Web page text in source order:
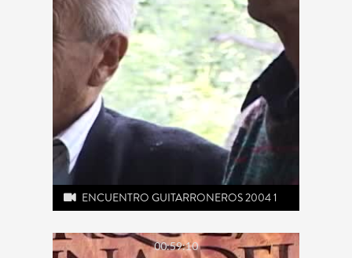
ENCUENTRO GUITARRONEROS 2004 1
00:59:10